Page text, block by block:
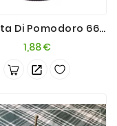
Passata Di Pomodoro 660g
1,88 €Prezzo